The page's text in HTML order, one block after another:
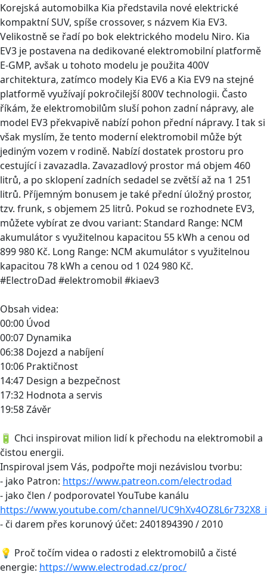
Korejská automobilka Kia představila nové elektrické
kompaktní SUV, spíše crossover, s názvem Kia EV3.
Velikostně se řadí po bok elektrického modelu Niro. Kia
EV3 je postavena na dedikované elektromobilní platformě
E-GMP, avšak u tohoto modelu je použita 400V
architektura, zatímco modely Kia EV6 a Kia EV9 na stejné
platformě využívají pokročilejší 800V technologii. Často
říkám, že elektromobilům sluší pohon zadní nápravy, ale
model EV3 překvapivě nabízí pohon přední nápravy. I tak si
však myslím, že tento moderní elektromobil může být
jediným vozem v rodině. Nabízí dostatek prostoru pro
cestující i zavazadla. Zavazadlový prostor má objem 460
litrů, a po sklopení zadních sedadel se zvětší až na 1 251
litrů. Příjemným bonusem je také přední úložný prostor,
tzv. frunk, s objemem 25 litrů. Pokud se rozhodnete EV3,
můžete vybírat ze dvou variant: Standard Range: NCM
akumulátor s využitelnou kapacitou 55 kWh a cenou od
899 980 Kč. Long Range: NCM akumulátor s využitelnou
kapacitou 78 kWh a cenou od 1 024 980 Kč.
#ElectroDad #elektromobil #kiaev3
Obsah videa:
00:00 Úvod
00:07 Dynamika
06:38 Dojezd a nabíjení
10:06 Praktičnost
14:47 Design a bezpečnost
17:32 Hodnota a servis
19:58 Závěr
🔋 Chci inspirovat milion lidí k přechodu na elektromobil a
čistou energii.
Inspiroval jsem Vás, podpořte moji nezávislou tvorbu:
- jako Patron: https://www.patreon.com/electrodad
- jako člen / podporovatel YouTube kanálu
https://www.youtube.com/channel/
- či darem přes korunový účet: 2401894390 / 2010
💡 Proč točím videa o radosti z elektromobilů a čisté
energie: https://www.electrodad.cz/proc/